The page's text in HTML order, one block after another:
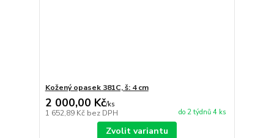
Kožený opasek 381C, š: 4 cm
2 000,00 Kč/ks
1 652,89 Kč bez DPH do 2 týdnů 4 ks
Zvolit variantu